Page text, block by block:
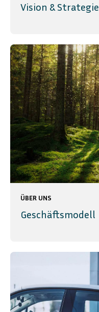
Vision & Strategie
ÜBER UNS
Geschäftsmodell